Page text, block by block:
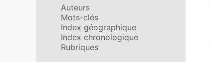
Auteurs
Mots-clés
Index géographique
Index chronologique
Rubriques